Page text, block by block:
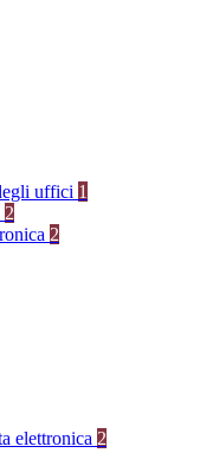
uffici 1
2
2
elettronica 2